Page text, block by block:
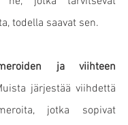
todella saavat sen.
ja viihteen
järjestää viihdettä
jotka sopivat